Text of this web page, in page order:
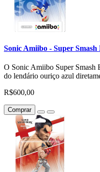
Sonic Amiibo - Super Smash
O Sonic Amiibo Super Smash
do lendário ouriço azul
R$600,00
Comprar